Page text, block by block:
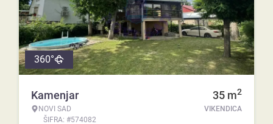
360°
Kamenjar
NOVI SAD
ŠIFRA: #574082
35 m2
VIKENDICA